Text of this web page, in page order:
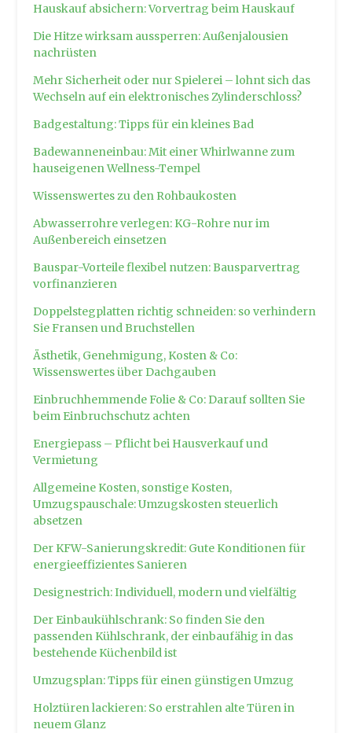
Hauskauf absichern: Vorvertrag beim Hauskauf
Die Hitze wirksam aussperren: Außenjalousien
nachrüsten
Mehr Sicherheit oder nur Spielerei – lohnt sich das
Wechseln auf ein elektronisches Zylinderschloss?
Badgestaltung: Tipps für ein kleines Bad
Badewanneneinbau: Mit einer Whirlwanne zum
hauseigenen Wellness-Tempel
Wissenswertes zu den Rohbaukosten
Abwasserrohre verlegen: KG-Rohre nur im
Außenbereich einsetzen
Bauspar-Vorteile flexibel nutzen: Bausparvertrag
vorfinanzieren
Doppelstegplatten richtig schneiden: so verhindern
Sie Fransen und Bruchstellen
Ästhetik, Genehmigung, Kosten & Co:
Wissenswertes über Dachgauben
Einbruchhemmende Folie & Co: Darauf sollten Sie
beim Einbruchschutz achten
Energiepass – Pflicht bei Hausverkauf und
Vermietung
Allgemeine Kosten, sonstige Kosten,
Umzugspauschale: Umzugskosten steuerlich
absetzen
Der KFW-Sanierungskredit: Gute Konditionen für
energieeffizientes Sanieren
Designestrich: Individuell, modern und vielfältig
Der Einbaukühlschrank: So finden Sie den
passenden Kühlschrank, der einbaufähig in das
bestehende Küchenbild ist
Umzugsplan: Tipps für einen günstigen Umzug
Holztüren lackieren: So erstrahlen alte Türen in
neuem Glanz